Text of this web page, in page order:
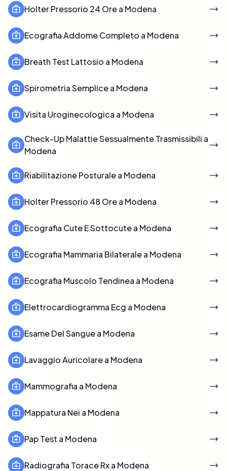
Holter Pressorio 24 Ore a Modena
Ecografia Addome Completo a Modena
Breath Test Lattosio a Modena
Spirometria Semplice a Modena
Visita Uroginecologica a Modena
Check-Up Malattie Sessualmente Trasmissibili a
Modena
Riabilitazione Posturale a Modena
Holter Pressorio 48 Ore a Modena
Ecografia Cute E Sottocute a Modena
Ecografia Mammaria Bilaterale a Modena
Ecografia Muscolo Tendinea a Modena
Elettrocardiogramma Ecg a Modena
Esame Del Sangue a Modena
Lavaggio Auricolare a Modena
Mammografia a Modena
Mappatura Nei a Modena
Pap Test a Modena
Radiografia Torace Rx a Modena